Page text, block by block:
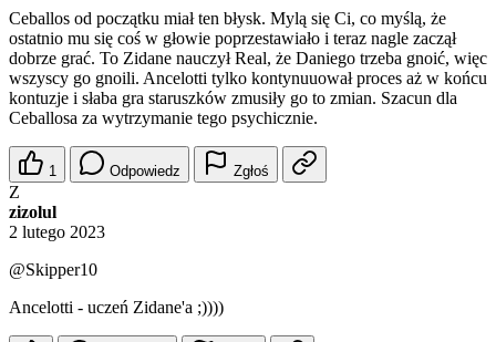
Ceballos od początku miał ten błysk. Mylą się Ci, co myślą, że
ostatnio mu się coś w głowie poprzestawiało i teraz nagle zaczął
dobrze grać. To Zidane nauczył Real, że Daniego trzeba gnoić, więc
wszyscy go gnoili. Ancelotti tylko kontynuuował proces aż w końcu
kontuzje i słaba gra staruszków zmusiły go to zmian. Szacun dla
Ceballosa za wytrzymanie tego psychicznie.
1 Odpowiedz Zgłoś
Z
zizolul
2 lutego 2023
@Skipper10
Ancelotti - uczeń Zidane'a ;))))